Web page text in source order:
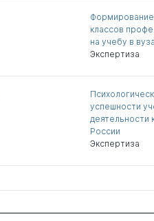
классов
на учебу в
Экспертиза
успешности
деятельности
России
Экспертиза